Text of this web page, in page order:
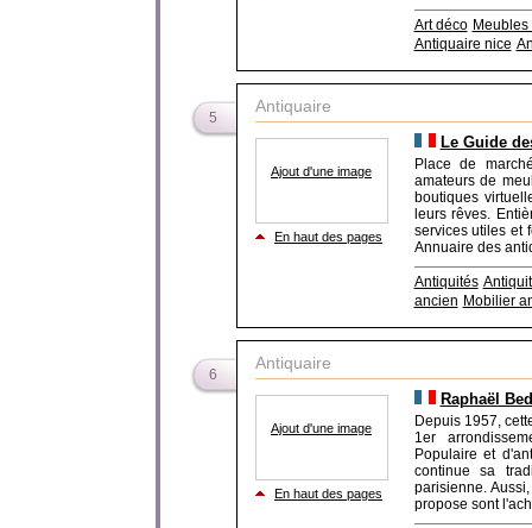
Art déco
Antiquaire nice
5
Antiquaire
Ajout d'une image
En haut des pages
Le Guide
Place de
amateurs de
boutiques
leurs rêves.
services utiles et
Annuaire des
Antiquités
ancien Mobilier
6
Antiquaire
Ajout d'une image
En haut des pages
Raphaël
Depuis 1957,
1er
Populaire et
continue sa
parisienne.
propose sont